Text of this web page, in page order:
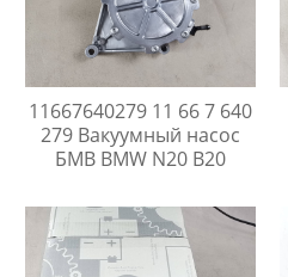
11667640279 11 66 7 640
279 Вакуумный насос
БМВ BMW N20 B20